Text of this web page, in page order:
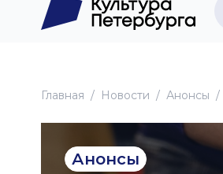
Главная Новоcти Анонсы
Анонсы